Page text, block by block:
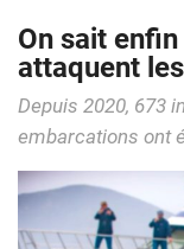
On sait
attaquent
Depuis 2020, 673
embarcations ont